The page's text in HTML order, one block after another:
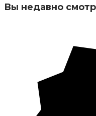
Вы недавно